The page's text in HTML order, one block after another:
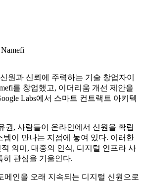
원과 신뢰에 주력하는 기술 창업자이
를 창업했고, 이더리움 개선 제안을
Labs에서 스마트 컨트랙트 아키텍
권, 사람들이 온라인에서 신원을 확립
템이 만나는 지점에 놓여 있다. 이러한
의미, 대중의 인식, 디지털 인프라 사
히 관심을 기울인다.
메인을 오래 지속되는 디지털 신원으로